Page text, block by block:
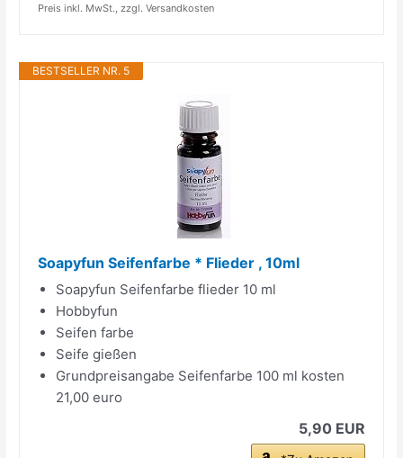
Preis inkl. MwSt., zzgl. Versandkosten
BESTSELLER NR. 5
Soapyfun Seifenfarbe * Flieder , 10ml
Soapyfun Seifenfarbe flieder 10 ml
Hobbyfun
Seifen farbe
Seife gießen
Grundpreisangabe Seifenfarbe 100 ml kosten
21,00 euro
5,90 EUR